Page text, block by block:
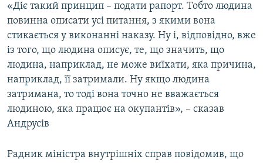
«Діє такий принцип – подати рапорт. Тобто людина
повинна описати усі питання, з якими вона
стикається у виконанні наказу. Ну і, відповідно, вже
із того, що людина описує, те, що значить, що
людина, наприклад, не може виїхати, яка причина,
наприклад, її затримали. Ну якщо людина
затримана, то тоді вона точно не вважається
людиною, яка працює на окупантів», – сказав
Андрусів
Радник міністра внутрішніх справ повідомив, що